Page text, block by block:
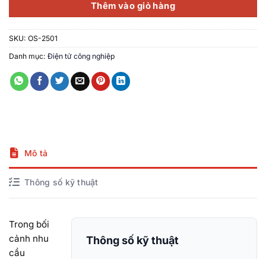
Thêm vào giỏ hàng
SKU: OS-2501
Danh mục: Điện tử công nghiệp
Mô tả
Thông số kỹ thuật
Trong bối
cảnh nhu
cầu
Thông số kỹ thuật